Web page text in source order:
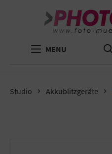
MENU
Studio Akkublitzgeräte